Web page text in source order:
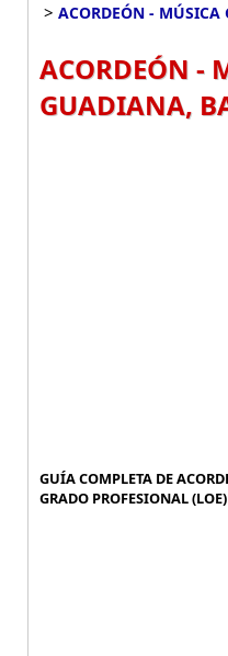
> ACORDEÓN - MÚSICA
ACORDEÓN -
GUADIANA,
GUÍA COMPLETA DE
GRADO PROFESIONAL